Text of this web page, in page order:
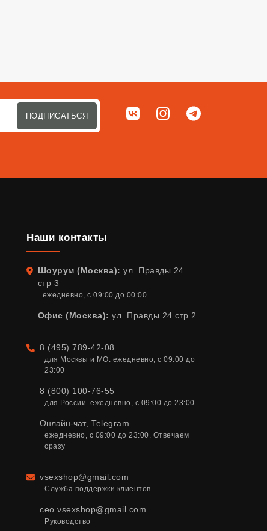
ПОДПИСАТЬСЯ Мы в соц. сетях
ВКонтактеInstagramTelegram
Наши контакты
Адрес
Шоурум (Москва): ул. Правды 24
стр 3
ежедневно, с 09:00 до 00:00
Офис (Москва): ул. Правды 24 стр 2
Телефон
8 (495) 789-42-08
для Москвы и МО. ежедневно, с 09:00 до
23:00
8 (800) 100-76-55
для России. ежедневно, с 09:00 до 23:00
Онлайн-чат,Telegram
ежедневно, с 09:00 до 23:00. Отвечаем
сразу
Email
vsexshop@gmail.com
Служба поддержки клиентов
ceo.vsexshop@gmail.com
Руководство